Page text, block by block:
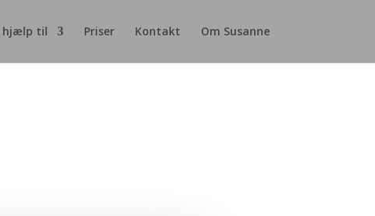
hjælp til Priser Kontakt Om Susanne